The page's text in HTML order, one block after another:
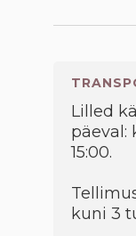
Lilled
päeval:
15:00.
kuni 3